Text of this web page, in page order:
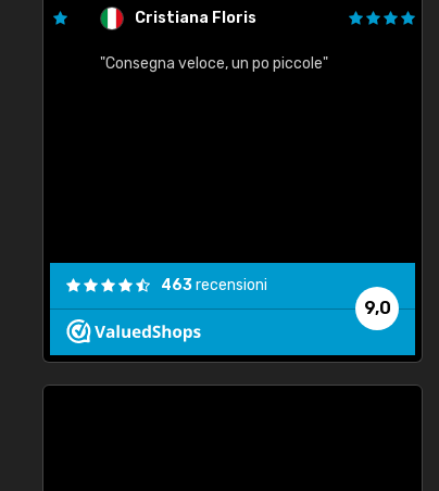
Cristiana Floris
"Consegna veloce, un po piccole"
9,0
463recensioni